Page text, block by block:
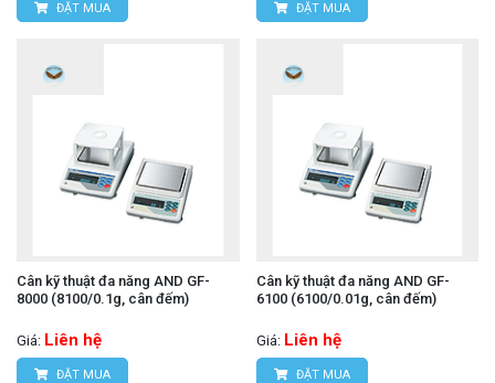
ĐẶT MUA ĐẶT MUA
Cân kỹ thuật đa năng AND GF-
8000 (8100/0.1g, cân đếm)
Giá: Liên hệ
ĐẶT MUA
Cân kỹ thuật đa năng AND GF-
6100 (6100/0.01g, cân đếm)
Giá: Liên hệ
ĐẶT MUA